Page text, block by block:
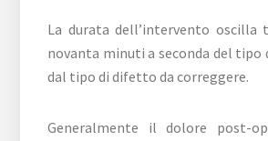
La durata dell’intervento
novanta minuti a seconda del tipo
dal tipo di difetto da correggere.
Generalmente il dolore post-